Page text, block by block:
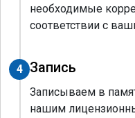
необходимые
соответствии с
4 Запись
Записываем в
нашим